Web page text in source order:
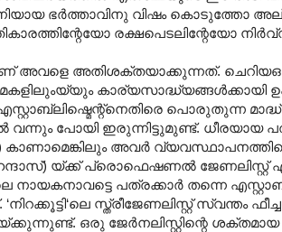
ഭർത്താവിനു വിഷം കൊടുത്തോ
രക്ഷപെടലിന്റേയോ
അതിശക്തയാക്കുന്നത്. ചെറിയഒരു
കാര്യസാദ്ധ്യങ്ങൾക്കായി
പൊരുതുന്ന
വന്നും പോയി ഇരുന്നിട്ടുമുണ്ട്. ധീരയായ
കാണാമെങ്കിലും അവർ
യ്ക്ക് പ്രൊഫെഷണൽ ജേണലിസ്റ്റ്
പത്രക്കാർ തന്നെ
സ്ത്രീജേണലിസ്റ്റ് സ്വന്തം
ഒരു ജേർനലിസ്റ്റിന്റെ